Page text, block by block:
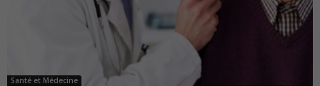
Santé et Médecine